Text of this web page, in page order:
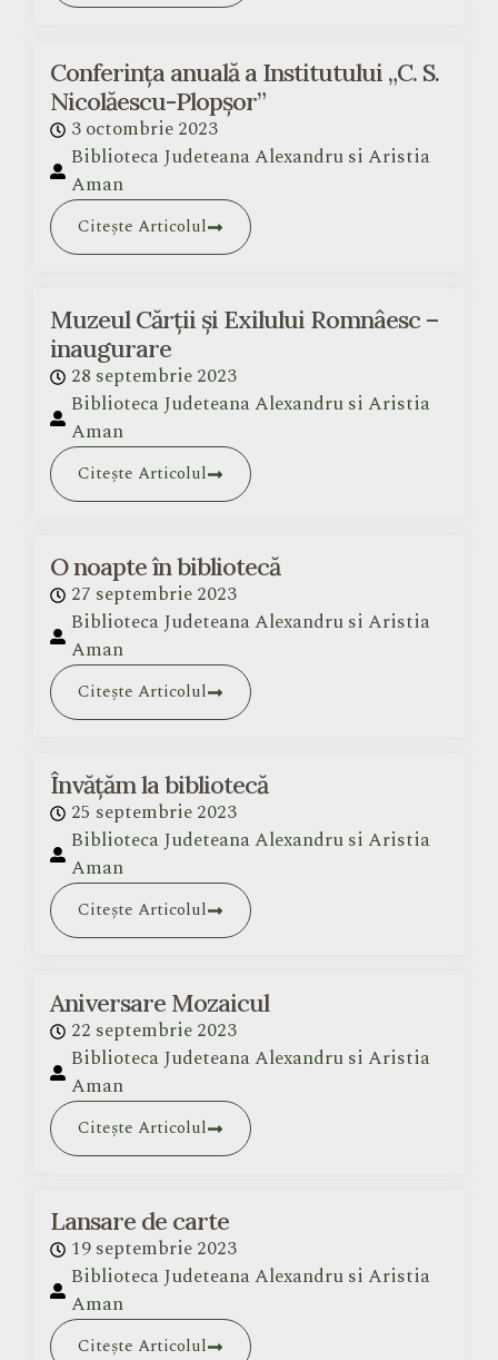
Conferința anuală a Institutului „C. S.
Nicolăescu-Plopșor”
3 octombrie 2023
Biblioteca Judeteana Alexandru si Aristia
Aman
Citește Articolul
Muzeul Cărții și Exilului Romnâesc –
inaugurare
28 septembrie 2023
Biblioteca Judeteana Alexandru si Aristia
Aman
Citește Articolul
O noapte în bibliotecă
27 septembrie 2023
Biblioteca Judeteana Alexandru si Aristia
Aman
Citește Articolul
Învățăm la bibliotecă
25 septembrie 2023
Biblioteca Judeteana Alexandru si Aristia
Aman
Citește Articolul
Aniversare Mozaicul
22 septembrie 2023
Biblioteca Judeteana Alexandru si Aristia
Aman
Citește Articolul
Lansare de carte
19 septembrie 2023
Biblioteca Judeteana Alexandru si Aristia
Aman
Citește Articolul